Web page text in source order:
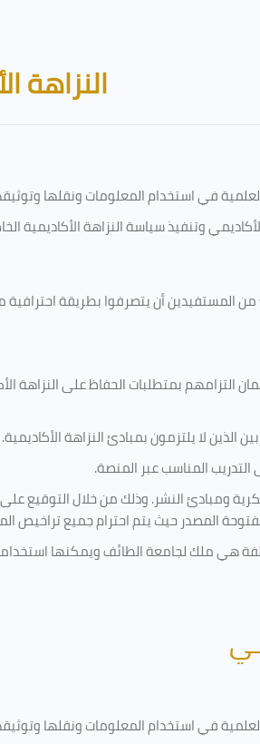
النزاهة
في استخدام المعلومات ونقلها
وتنفيذ سياسة النزاهة الأكاديمية
من المستفيدين أن يتصرفوا بطريقة
التزامهم بمتطلبات الحفاظ على النزاهة
الذين لا يلتزمون بمبادئ النزاهة الأكاديمية.
المناسب عبر المنصة.
ومبادئ النشر. وذلك من خلال التوقيع
المصدر حيث يتم احترام جميع تراخيص
هي ملك لجامعة الطائف ويمكنها
في استخدام المعلومات ونقلها